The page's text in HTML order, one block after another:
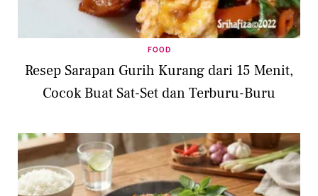
FOOD
Resep Sarapan Gurih Kurang dari 15 Menit,
Cocok Buat Sat-Set dan Terburu-Buru